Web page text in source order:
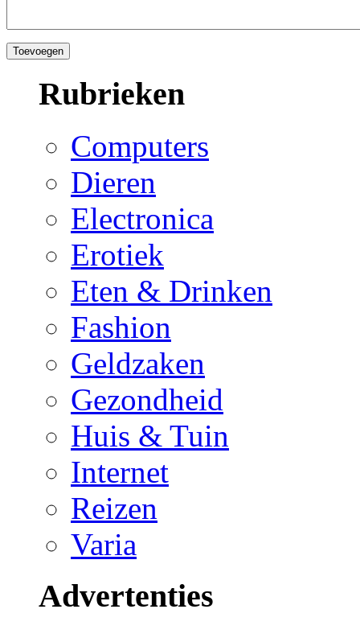
Rubrieken
Computers
Dieren
Electronica
Erotiek
Eten & Drinken
Fashion
Geldzaken
Gezondheid
Huis & Tuin
Internet
Reizen
Varia
Advertenties